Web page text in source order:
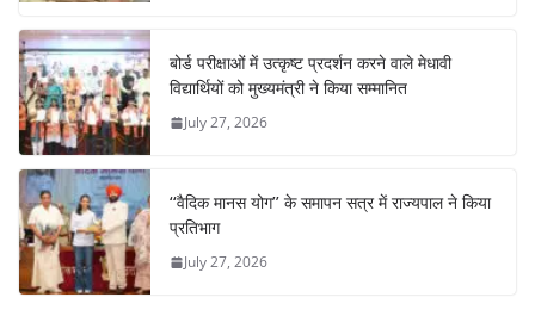
बोर्ड परीक्षाओं में उत्कृष्ट प्रदर्शन करने वाले मेधावी
विद्यार्थियों को मुख्यमंत्री ने किया सम्मानित
July 27, 2026
‘‘वैदिक मानस योग’’ के समापन सत्र में राज्यपाल ने किया
प्रतिभाग
July 27, 2026